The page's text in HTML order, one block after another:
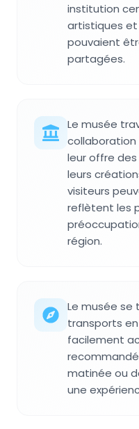
institution
artistiques
pouvaient
partagées.
Le musée
leur offre
leurs
visiteurs
reflètent les
région.
Le musée se
transports
facilement
matinée ou
une